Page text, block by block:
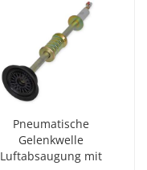
Pneumatische
Gelenkwelle
Luftabsaugung mit